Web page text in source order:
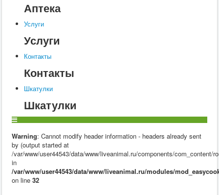
Аптека
Услуги
Услуги
Контакты
Контакты
Шкатулки
Шкатулки
Warning: Cannot modify header information - headers already sent
by (output started at
/var/www/user44543/data/www/liveanimal.ru/components/com_content/
in
/var/www/user44543/data/www/liveanimal.ru/modules/
on line 32